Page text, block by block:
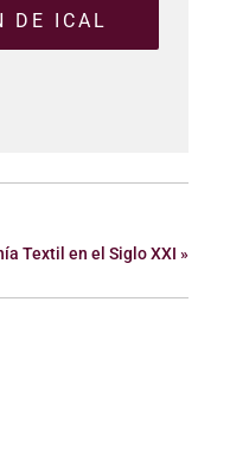
DE ICAL
Textil en el Siglo XXI »